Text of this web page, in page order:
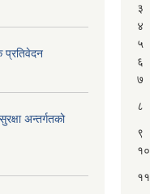
प्रतिवेदन
अन्तर्गतको
३
४
५
६
७
८
९
१०
११